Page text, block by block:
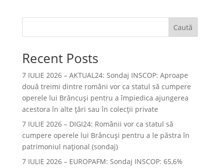
Caută
Recent Posts
7 IULIE 2026 – AKTUAL24: Sondaj INSCOP: Aproape
două treimi dintre români vor ca statul să cumpere
operele lui Brâncuşi pentru a împiedica ajungerea
acestora în alte ţări sau în colecţii private
7 IULIE 2026 – DIGI24: Românii vor ca statul să
cumpere operele lui Brâncuși pentru a le păstra în
patrimoniul național (sondaj)
7 IULIE 2026 – EUROPAFM: Sondaj INSCOP: 65,6%